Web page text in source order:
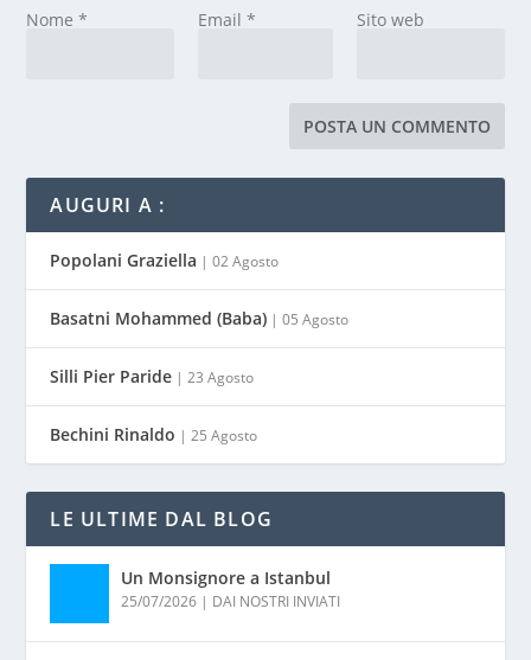
Nome* Email * Sito web
AUGURI A :
Popolani Graziella | 02 Agosto
Basatni Mohammed (Baba) | 05 Agosto
Silli Pier Paride | 23 Agosto
Bechini Rinaldo | 25 Agosto
LE ULTIME DAL BLOG
Un Monsignore a Istanbul
25/07/2026 | DAI NOSTRI INVIATI